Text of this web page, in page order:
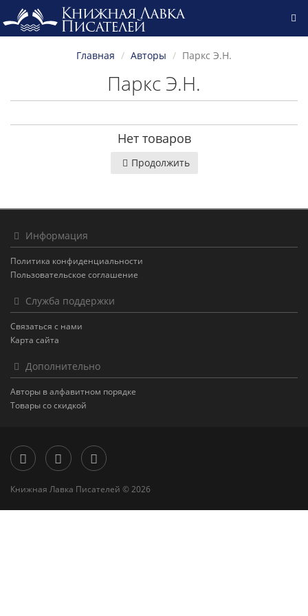
Главная Авторы Паркс Э.Н.
Паркс Э.Н.
Нет товаров
Продолжить
Информация
Политика конфиденциальности
Пользовательское соглашение
Служба поддержки
Связаться с нами
Карта сайта
Дополнительно
Авторы в алфавитном порядке
Товары со скидкой
Книжная Лавка Писателей © 2026